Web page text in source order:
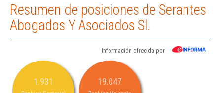
Resumen de posiciones de Serantes
Abogados Y Asociados Sl.
Información ofrecida por
1.931 19.047